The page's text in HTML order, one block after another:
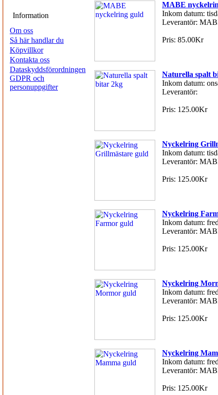
Information
Om oss
Så här handlar du
Köpvillkor
Kontakta oss
Dataskyddsförordningen
GDPR och
personuppgifter
MABE
Inkom datum:
Leverantör:
Pris: 85.00Kr
Naturella spalt
Inkom datum:
Leverantör:
Pris: 125.00Kr
Nyckelring
Inkom datum:
Leverantör:
Pris: 125.00Kr
Nyckelring
Inkom datum:
Leverantör:
Pris: 125.00Kr
Nyckelring
Inkom datum:
Leverantör:
Pris: 125.00Kr
Nyckelring
Inkom datum:
Leverantör:
Pris: 125.00Kr